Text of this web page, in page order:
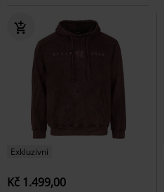
Exkluzivní
Kč 1.499,00